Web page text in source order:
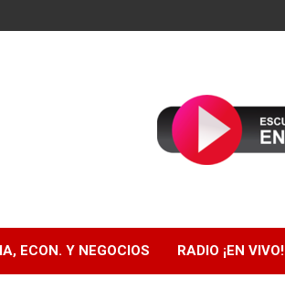
ECON. Y NEGOCIOS RADIO ¡EN VIVO!